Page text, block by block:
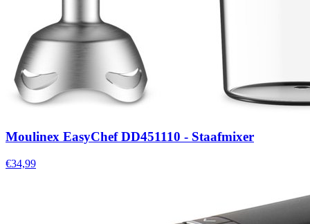
Moulinex EasyChef DD451110 - Staafmixer
€34,99